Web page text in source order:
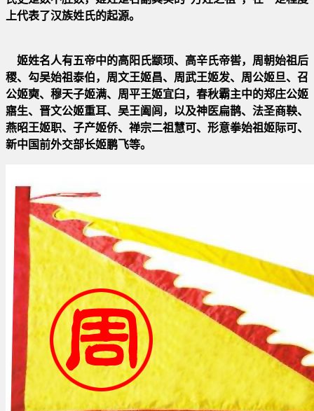
上代表了汉族姓氏的起源。
姬姓名人有五帝中的高阳氏颛顼、高辛氏帝喾，周朝始祖后
稷、勾吴始祖泰伯，周文王姬昌、周武王姬发、周公姬旦、召
公姬奭、穆天子姬满、周平王姬宜臼，春秋霸主中的郑庄公姬
寤生、晋文公姬重耳、吴王阖闾，以及神医扁鹊、法圣商鞅、
燕昭王姬职、子产姬侨、禅宗二祖慧可、形意拳始祖姬际可、
新中国前外交部长姬鹏飞等。